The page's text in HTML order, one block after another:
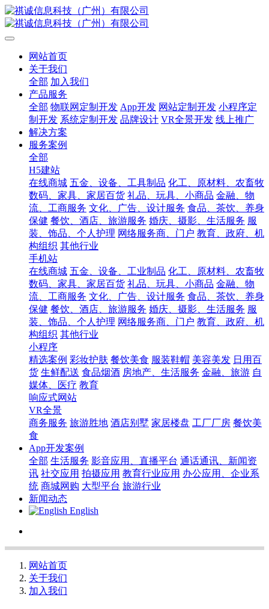
网站首页
关于我们
全部 加入我们
产品服务
全部 物联网定制开发 App开发 网站定制开发 小程序定
制开发 系统定制开发 品牌设计 VR全景开发 线上推广
解决方案
服务案例
全部
H5建站
在线商城 五金、设备、工具制品 化工、原材料、农畜牧
数码、家具、家居百货 礼品、玩具、小商品 金融、物
流、工商服务 文化、广告、设计服务 食品、茶饮、养身
保健 餐饮、酒店、旅游服务 婚庆、摄影、生活服务 服
装、饰品、个人护理 网络服务商、门户 教育、政府、机
构组织 其他行业
手机站
在线商城 五金、设备、工业制品 化工、原材料、农畜牧
数码、家具、家居百货 礼品、玩具、小商品 金融、物
流、工商服务 文化、广告、设计服务 食品、茶饮、养身
保健 餐饮、酒店、旅游服务 婚庆、摄影、生活服务 服
装、饰品、个人护理 网络服务商、门户 教育、政府、机
构组织 其他行业
小程序
精选案例 彩妆护肤 餐饮美食 服装鞋帽 美容美发 日用百
货 生鲜配送 食品烟酒 房地产、生活服务 金融、旅游 自
媒体、医疗 教育
响应式网站
VR全景
商务服务 旅游胜地 酒店别墅 家居楼盘 工厂厂房 餐饮美
食
App开发案例
全部 生活服务 影音应用、直播平台 通话通讯、新闻资
讯 社交应用 拍摄应用 教育行业应用 办公应用、企业系
统 商城网购 大型平台 旅游行业
新闻动态
English
网站首页
关于我们
加入我们